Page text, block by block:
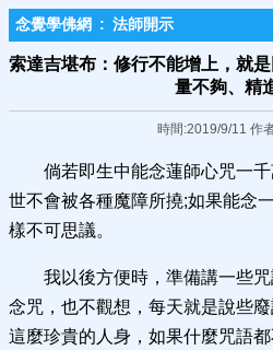
念覺學佛網 : 法師開示
索達吉堪布：修行不能增上，就
量不夠、精
時間:2019/9/11 作
倘若即生中能念蓮師心咒一
世不會被各種魔障所撓;如果能念
樣不可思議。
我以後方便時，準備講一些
念咒，也不觀想，每天就是說些
這麼珍貴的人身，如果什麼咒語